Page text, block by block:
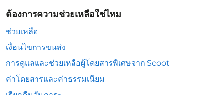
ต้องการความช่วยเหลือใช่ไหม
ช่วยเหลือ
เงื่อนไขการขนส่ง
การดูแลและช่วยเหลือผู้โดยสารพิเศษจาก Scoot
ค่าโดยสารและค่าธรรมเนียม